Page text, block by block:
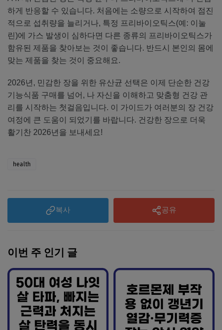
하게 반응할 수 있습니다. 처음에는 소량으로 시작하여 점진
적으로 섭취량을 늘리거나, 특정 프리바이오틱스(예: 이눌
린)에 가스 발생이 심하다면 다른 종류의 프리바이오틱스가
함유된 제품을 찾아보는 것이 좋습니다. 반드시 본인의 몸에
맞는 제품을 찾는 것이 중요해요.
2026년, 민감한 장을 위한 유산균 선택은 이제 단순한 건강
기능식품 구매를 넘어, 나 자신을 이해하고 맞춤형 건강 관
리를 시작하는 첫걸음입니다. 이 가이드가 여러분의 장 건강
여정에 큰 도움이 되었기를 바랍니다. 건강한 장으로 더욱
활기찬 2026년을 보내세요!
health
복사 공유
이번 주 인기 글